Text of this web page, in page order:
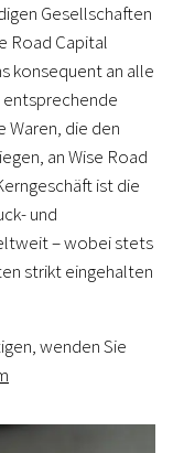
Gesellschaften
Road Capital
konsequent an alle
Waren, die den
an Wise Road
ist die
und
– wobei stets
strikt eingehalten
wenden Sie